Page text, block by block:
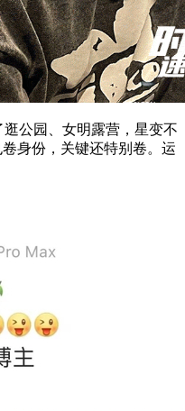
公园、女明露营，星变不
身份，关键还特别卷。运